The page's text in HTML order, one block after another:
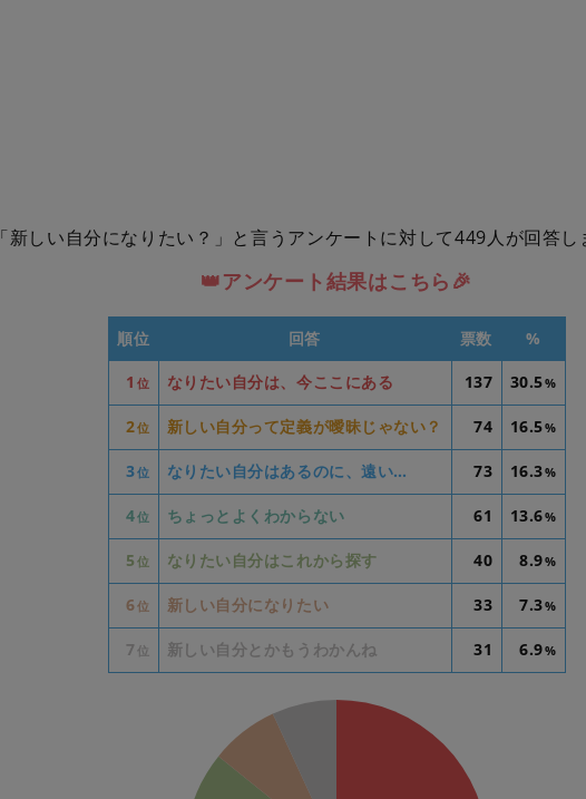
「新しい自分になりたい？」と言うアンケートに対して449人が回答
👑アンケート結果はこちら🎉
順位 回答 票数 %
1 位 なりたい自分は、今ここにある 137 30.5%
2位 新しい自分って定義が曖昧じゃない？ 74 16.5%
3位 なりたい自分はあるのに、遠い… 73 16.3%
4位 ちょっとよくわからない 61 13.6%
5 位 なりたい自分はこれから探す 40 8.9%
6位 新しい自分になりたい 33 7.3%
7 位 新しい自分とかもうわかんね 31 6.9%